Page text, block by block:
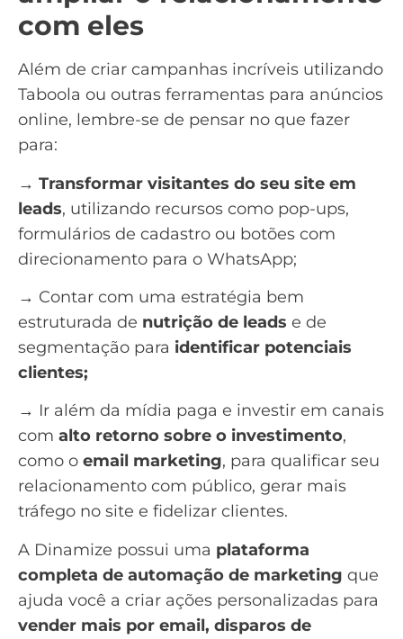
com eles
Além de criar campanhas incríveis utilizando
Taboola ou outras ferramentas para anúncios
online, lembre-se de pensar no que fazer
para:
→ Transformar visitantes do seu site em
leads, utilizando recursos como pop-ups,
formulários de cadastro ou botões com
direcionamento para o WhatsApp;
→ Contar com uma estratégia bem
estruturada de nutrição de leads e de
segmentação para identificar potenciais
clientes;
→ Ir além da mídia paga e investir em canais
com alto retorno sobre o investimento,
como o email marketing, para qualificar seu
relacionamento com público, gerar mais
tráfego no site e fidelizar clientes.
A Dinamize possui uma plataforma
completa de automação de marketing que
ajuda você a criar ações personalizadas para
vender mais por email, disparos de